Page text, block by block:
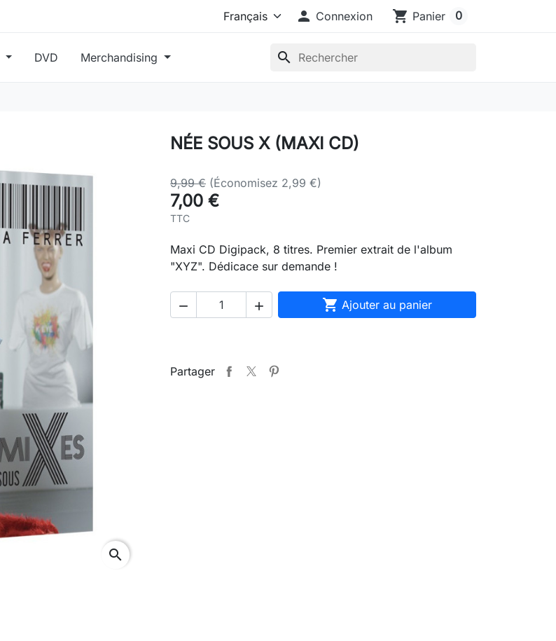
 Connexion shopping_cart Panier 0
DVD Merchandising search
search
NÉE SOUS X (MAXI CD)
9,99 € (Économisez 2,99 €)
7,00 €
TTC
Maxi CD Digipack, 8 titres. Premier extrait de l'album
"XYZ". Dédicace sur demande !
   Ajouter au panier
Partager